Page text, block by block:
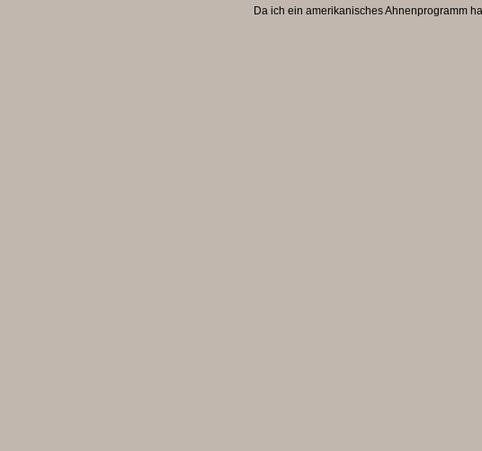
Da ich ein amerikanisches Ahnenprogramm